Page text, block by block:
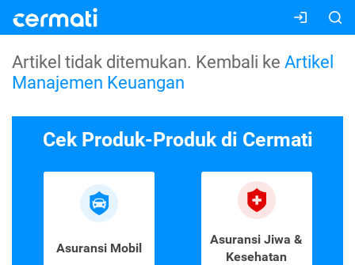
Artikel tidak ditemukan. Kembali ke Artikel
Manajemen Keuangan
Cek Produk-Produk di Cermati
Asuransi Mobil
Asuransi Jiwa &
Kesehatan